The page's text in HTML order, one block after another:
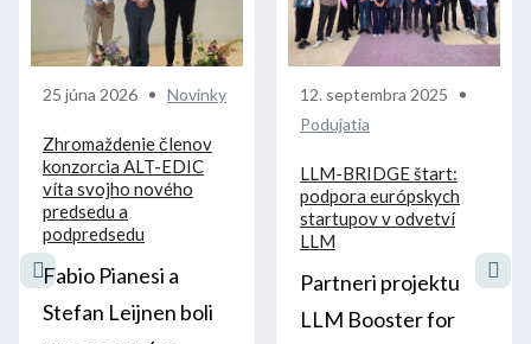
25 júna 2026 Novinky
Zhromaždenie členov
konzorcia ALT-EDIC
víta svojho nového
predsedu a
podpredsedu
Fabio Pianesi a
Stefan Leijnen boli
12. septembra 2025
Podujatia
LLM-BRIDGE štart:
podpora európskych
startupov v odvetví
LLM
Partneri projektu
LLM Booster for